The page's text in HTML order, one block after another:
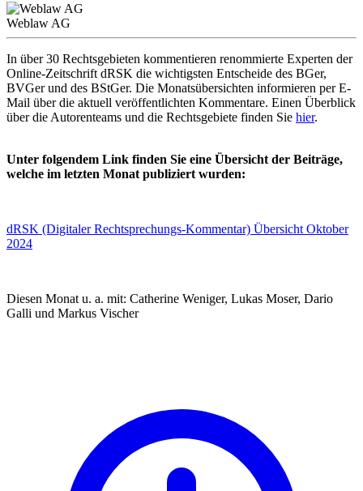
Weblaw AG
In über 30 Rechtsgebieten kommentieren renommierte Experten der
Online-Zeitschrift dRSK die wichtigsten Entscheide des BGer,
BVGer und des BStGer. Die Monatsübersichten informieren per E-
Mail über die aktuell veröffentlichten Kommentare. Einen Überblick
über die Autorenteams und die Rechtsgebiete finden Sie hier.
Unter folgendem Link finden Sie eine Übersicht der Beiträge,
welche im letzten Monat publiziert wurden:
dRSK (Digitaler Rechtsprechungs-Kommentar) Übersicht Oktober
2024
Diesen Monat u. a. mit: Catherine Weniger, Lukas Moser, Dario
Galli und Markus Vischer